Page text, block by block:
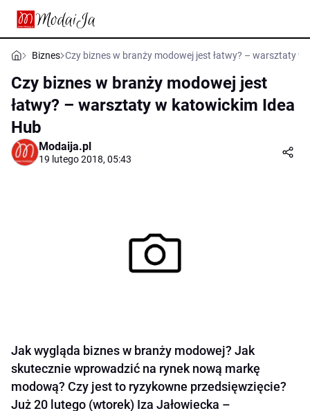
Biznes Czy biznes w branży modowej jest łatwy? – warsztaty
Czy biznes w branży modowej jest
łatwy? – warsztaty w katowickim Idea
Hub
Modaija.pl
19 lutego 2018, 05:43
Jak wygląda biznes w branży modowej? Jak
skutecznie wprowadzić na rynek nową markę
modową? Czy jest to ryzykowne przedsięwzięcie?
Już 20 lutego (wtorek) Iza Jałowiecka –